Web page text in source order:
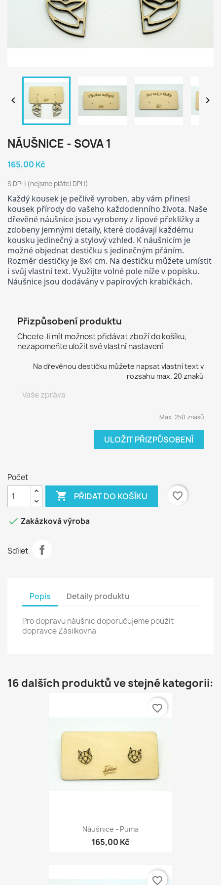
 
NÁUŠNICE - SOVA 1
165,00 Kč
S DPH (nejsme plátci DPH)
Každý kousek je pečlivě vyroben, aby vám přinesl
kousek přírody do vašeho každodenního života. Naše
dřevěné náušnice jsou vyrobeny z lipové překližky a
zdobeny jemnými detaily, které dodávají každému
kousku jedinečný a stylový vzhled. K náušnicím je
možné objednat destičku s jedinečným přáním.
Rozměr destičky je 8x4 cm. Na destičku můžete umístit
i svůj vlastní text. Využijte volné pole níže v popisku.
Náušnice jsou dodávány v papírových krabičkách.
Přizpůsobení produktu
Chcete-li mít možnost přidávat zboží do košíku,
nezapomeňte uložit své vlastní nastavení
Na dřevěnou destičku můžete napsat vlastní text v
rozsahu max. 20 znaků
Max. 250 znaků
ULOŽIT PŘIZPŮSOBENÍ
Počet
 PŘIDAT DO KOŠÍKU favorite_border
 Zakázková výroba
Sdílet
Popis Detaily produktu
Pro dopravu náušnic doporučujeme použít
dopravce Zásilkovna
16 dalších produktů ve stejné kategorii:
Náušnice - Puma
165,00 Kč
favorite_border
favorite_border